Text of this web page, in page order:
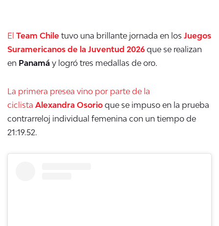
El Team Chile tuvo una brillante jornada en los Juegos
Suramericanos de la Juventud 2026 que se realizan
en Panamá y logró tres medallas de oro.
La primera presea vino por parte de la
ciclista Alexandra Osorio que se impuso en la prueba
contrarreloj individual femenina con un tiempo de
21:19.52.